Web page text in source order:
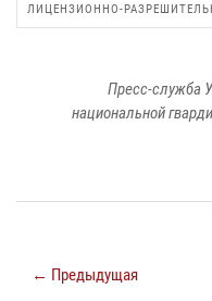
ЛИЦЕНЗИОННО-
Пресс-служба
национальной
← Предыдущая